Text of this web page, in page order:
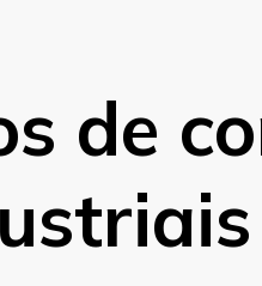
de